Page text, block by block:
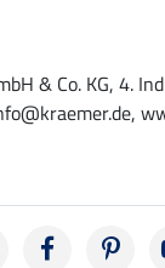
& Co. KG, 4.